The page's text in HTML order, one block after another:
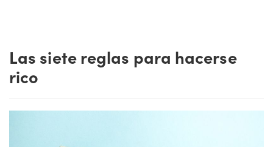
Las siete reglas para hacerse
rico